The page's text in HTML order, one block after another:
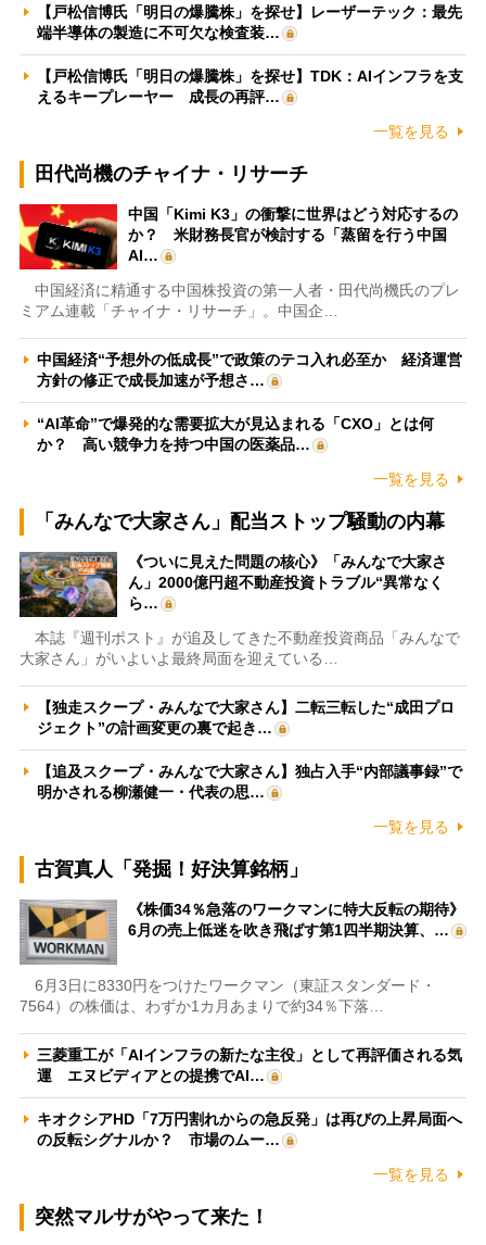
【戸松信博氏「明日の爆騰株」を探せ】レーザーテック：最先
端半導体の製造に不可欠な検査装…
【戸松信博氏「明日の爆騰株」を探せ】TDK：AIインフラを支
えるキープレーヤー 成長の再評…
一覧を見る
田代尚機のチャイナ・リサーチ
中国「Kimi K3」の衝撃に世界はどう対応するの
か？ 米財務長官が検討する「蒸留を行う中国
AI…
中国経済に精通する中国株投資の第一人者・田代尚機氏のプレ
ミアム連載「チャイナ・リサーチ」。中国企…
中国経済“予想外の低成長”で政策のテコ入れ必至か 経済運営
方針の修正で成長加速が予想さ…
“AI革命”で爆発的な需要拡大が見込まれる「CXO」とは何
か？ 高い競争力を持つ中国の医薬品…
一覧を見る
「みんなで大家さん」配当ストップ騒動の内幕
《ついに見えた問題の核心》「みんなで大家さ
ん」2000億円超不動産投資トラブル“異常なく
ら…
本誌『週刊ポスト』が追及してきた不動産投資商品「みんなで
大家さん」がいよいよ最終局面を迎えている…
【独走スクープ・みんなで大家さん】二転三転した“成田プロ
ジェクト”の計画変更の裏で起き…
【追及スクープ・みんなで大家さん】独占入手“内部議事録”で
明かされる柳瀬健一・代表の思…
一覧を見る
古賀真人「発掘！好決算銘柄」
《株価34％急落のワークマンに特大反転の期待》
6月の売上低迷を吹き飛ばす第1四半期決算、…
6月3日に8330円をつけたワークマン（東証スタンダード・
7564）の株価は、わずか1カ月あまりで約34％下落…
三菱重工が「AIインフラの新たな主役」として再評価される気
運 エヌビディアとの提携でAI…
キオクシアHD「7万円割れからの急反発」は再びの上昇局面へ
の反転シグナルか？ 市場のムー…
一覧を見る
突然マルサがやって来た！